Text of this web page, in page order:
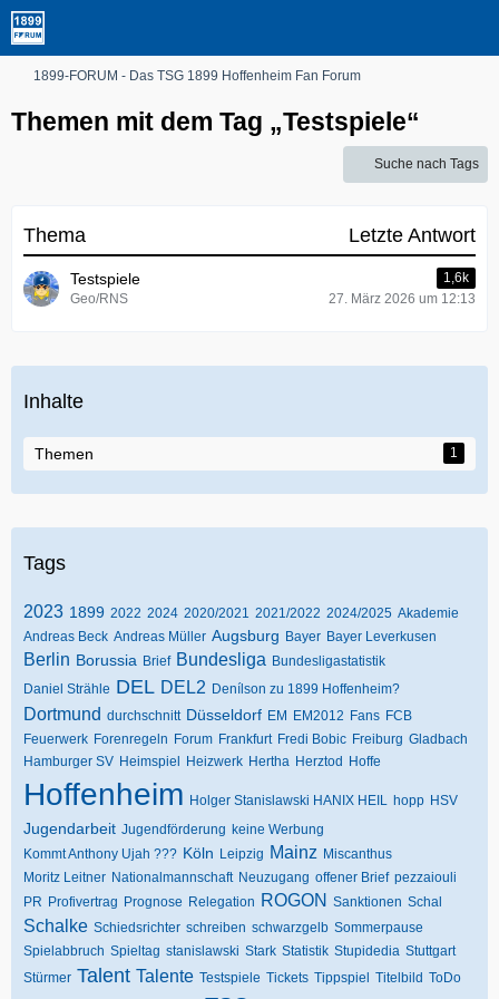
1899-FORUM - Das TSG 1899 Hoffenheim Fan Forum
Themen mit dem Tag „Testspiele“
Suche nach Tags
Thema Letzte Antwort
Testspiele
1,6k
Geo/RNS
27. März 2026 um 12:13
Inhalte
Themen 1
Tags
2023 1899 2022 2024 2020/2021 2021/2022 2024/2025 Akademie
Andreas Beck Andreas Müller Augsburg Bayer Bayer Leverkusen
Berlin Borussia Brief Bundesliga Bundesligastatistik
Daniel Strähle DEL DEL2 Denílson zu 1899 Hoffenheim?
Dortmund durchschnitt Düsseldorf EM EM2012 Fans FCB
Feuerwerk Forenregeln Forum Frankfurt Fredi Bobic Freiburg Gladbach
Hamburger SV Heimspiel Heizwerk Hertha Herztod Hoffe
Hoffenheim Holger Stanislawski HANIX HEIL hopp HSV
Jugendarbeit Jugendförderung keine Werbung
Kommt Anthony Ujah ??? Köln Leipzig Mainz Miscanthus
Moritz Leitner Nationalmannschaft Neuzugang offener Brief pezzaiouli
PR Profivertrag Prognose Relegation ROGON Sanktionen Schal
Schalke Schiedsrichter schreiben schwarzgelb Sommerpause
Spielabbruch Spieltag stanislawski Stark Statistik Stupidedia Stuttgart
Stürmer Talent Talente Testspiele Tickets Tippspiel Titelbild ToDo